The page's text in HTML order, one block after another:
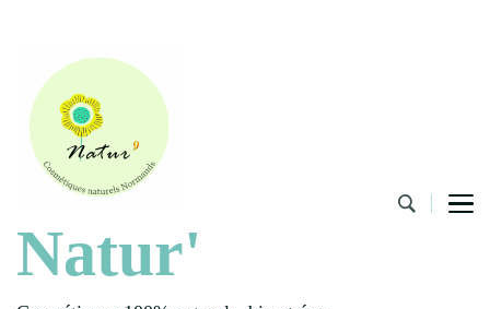
Natur'